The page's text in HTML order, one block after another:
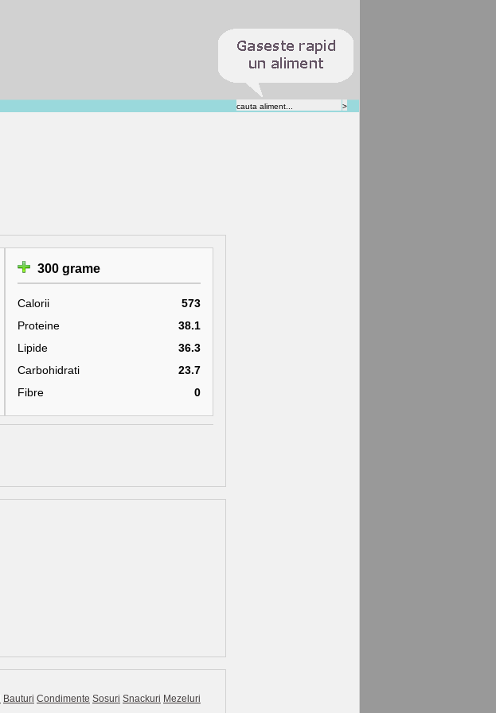
300 grame
Calorii
573
Proteine
38.1
Lipide
36.3
Carbohidrati
23.7
Fibre
0
Bauturi Condimente Sosuri Snackuri Mezeluri